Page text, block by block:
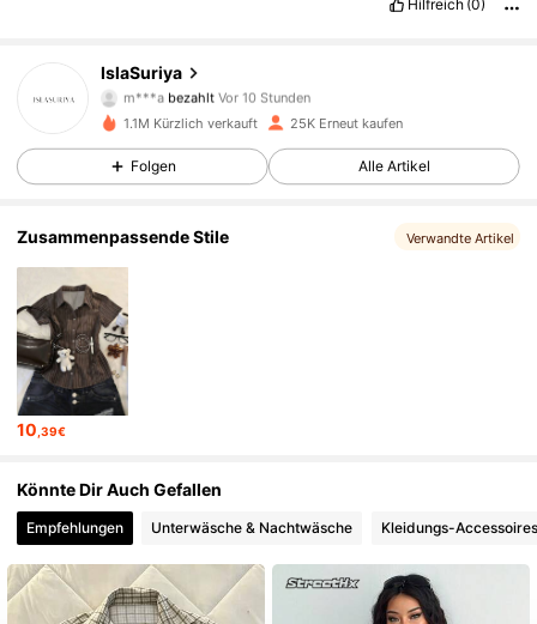
Hilfreich (0)
IslaSuriya
4,47
m***abezahlt
l***aistVor 4 Stundengefolgt
4,47
4,47
4,47
1.1M Kürzlich verkauft 25K Erneut kaufen
Folgen Alle Artikel
Zusammenpassende Stile Verwandte Artikel
10 ,39€
Könnte Dir Auch Gefallen
Empfehlungen Unterwäsche & Nachtwäsche Kleidungs-Accessoires